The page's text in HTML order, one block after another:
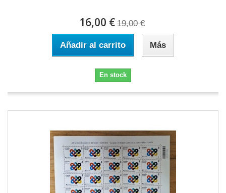
16,00 € 19,00 €
Añadir al carrito Más
En stock